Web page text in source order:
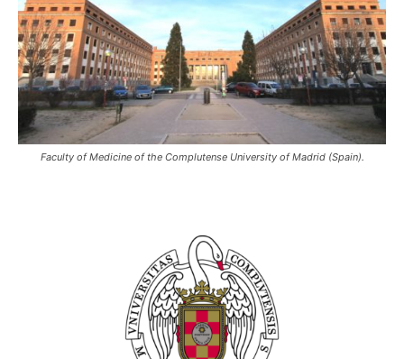
Faculty of Medicine of the Complutense University of Madrid (Spain).